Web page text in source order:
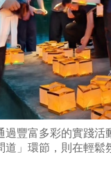
豐富多彩的實踐
」環節，則在輕